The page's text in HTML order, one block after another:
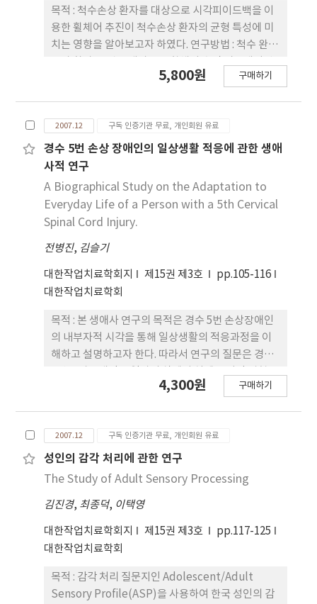
을 향상 시키는 치료에 유용하게 사용될 수 있는 도구
이다.
목적 : 척수손상 환자를 대상으로 시각피이드백을 이
용한 휠체어 추진이 척수손상 환자의 균형 특성에 미
치는 영향을 알아보고자 하였다. 연구방법 : 척수 완전
장치와 휠체어를 추진하지 않는 경우와 추진하는 경
시트 압력분포 측정도구인 FSA를 사용하였다. 이들
실험도구들을 이용하여 얻은 결과는 다음과 같다. 결
과 : 1) 시각피이드백 이용 없이 휠체어를 추진하지 않
는 경우와 추진하는 경우에 압력중심의 흔들림이 유
의한 차이가 있었다(p<.05). 2) 휠체어 추진 시 시각
피이드백을 이용하지 않은 경우보다 시각피이드백을
이용한 경우에 척수손상 레벨에 상관없이 압력중심의
흔들림이 모두 감소되었다. 시각피이드백 이용 유무
에 따라 흉수상부 손상, 흉수하부 손상, 요수 손상 환
자에 있어서는 유의한 차이를 보였다(p<.05). 3) 경수
손상 환자의 부위별 좌석시트 압력분포 평균을 보았
을 때, 휠체어 추진 시 둔부전방 > 둔부후방 > 대퇴부
후방 > 대퇴부 전방 순으로 압력이 분포되었으며, 휠
체어를 추진하면서 시각피이드백을 이용한 경우의 부
위별 압력 증가비율을 계산한 결과, 둔부전방과 대퇴
부 부위로 더 많은 압력증가가 생겼다. 4) 흉수상부 손
방 > 대퇴부 전방 순으로 압력이 분포되었으며, 휠체
어를 추진하면서 시각피이드백을 이용한 경우의 부위
부위로 더 많은 압력증가가 생겼다. 5) 흉수하부 손상
환자의 부위별 좌석시트 압력분포 평균을 보았을 때
대퇴부 전방 순으로 압력이 분포되었으며, 휠체어를
추진하면서 시각피이드백을 이용한 경우의 부위별 압
력 증가비율을 계산한 결과 대퇴부 부위로 더 많은 압
력증가가 생겼다. 6) 요수 손상 환자의 부위별 좌석시
5,800원 구매하기
2007.12 구독 인증기관 무료, 개인회원 유료
경수 5번 손상 장애인의 일상생활 적응에 관한 생애
사적 연구
A Biographical Study on the Adaptation to
Everyday Life of a Person with a 5th Cervical
Spinal Cord Injury.
전병진, 김슬기
대한작업치료학회지 제15권 제3호
pp.105-116
대한작업치료학회
목적 : 본 생애사 연구의 목적은 경수 5번 손상장애인
의 내부자적 시각을 통해 일상생활의 적응과정을 이
해하고 설명하고자 한다. 따라서 연구의 질문은 경수
하고 있는가?연구방법 : 본 연구에서는 개인의 주체
여자는 최대변량표집(Maximum variation
sampling)방법을 사용하였다. 면접내용이 더 이상
새로운 것이 나오지 않을 때까지 심층면접을 2시간씩
애사 방법을 사용하여 척수손상 후 침상시기, 지역사
회에 적극적으로 참여한 시기로 구분하여 핵심내용을
중심으로 서술하였다.결과 : 척수손상 후에 좁은 침상
하게 되었다. 하루가 공상과 망상으로 가득하며, 삶에
대한 미래가 없어 자살을 시도하지만 실패를 하게 된
4,300원 구매하기
2007.12 구독 인증기관 무료, 개인회원 유료
성인의 감각 처리에 관한 연구
The Study of Adult Sensory Processing
김진경, 최종덕, 이택영
대한작업치료학회지 제15권 제3호
pp.117-125
대한작업치료학회
목적 : 감각 처리 질문지인 Adolescent/Adult
Sensory Profile(ASP)을 사용하여 한국 성인의 감